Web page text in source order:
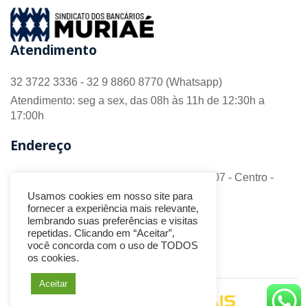
Atendimento
32 3722 3336 - 32 9 8860 8770 (Whatsapp)
Atendimento: seg a sex, das 08h às 11h de 12:30h a
17:00h
Endereço
R. Barão do Monte Alto nº 70 - Sala 306/307 - Centro -
CEP 36.880-018 - Muriaé/MG
Redes Sociais
Usamos cookies em nosso site para
fornecer a experiência mais relevante,
lembrando suas preferências e visitas
repetidas. Clicando em “Aceitar”,
você concorda com o uso de TODOS
os cookies.
Aceitar